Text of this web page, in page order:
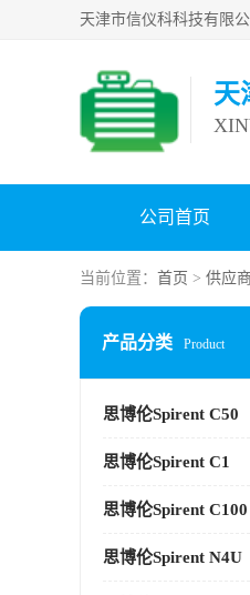
天
公司首页
当前位置： 首页 > 供应
产品分类 Product
思博伦Spirent C50
思博伦Spirent C1
思博伦Spirent C100
思博伦Spirent N4U